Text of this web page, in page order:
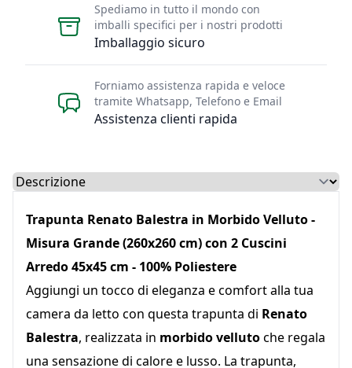
Imballaggio sicuro
Spediamo in tutto il mondo con
imballi specifici per i nostri prodotti
Assistenza clienti rapida
Forniamo assistenza rapida e veloce
tramite Whatsapp, Telefono e Email
Select a tab
Trapunta Renato Balestra in Morbido Velluto -
Misura Grande (260x260 cm) con 2 Cuscini
Arredo 45x45 cm - 100% Poliestere
Aggiungi un tocco di eleganza e comfort alla tua
camera da letto con questa trapunta di Renato
Balestra, realizzata in morbido vellutoche regala
una sensazione di calore e lusso. La trapunta,